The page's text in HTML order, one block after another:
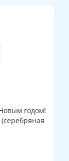
годом!